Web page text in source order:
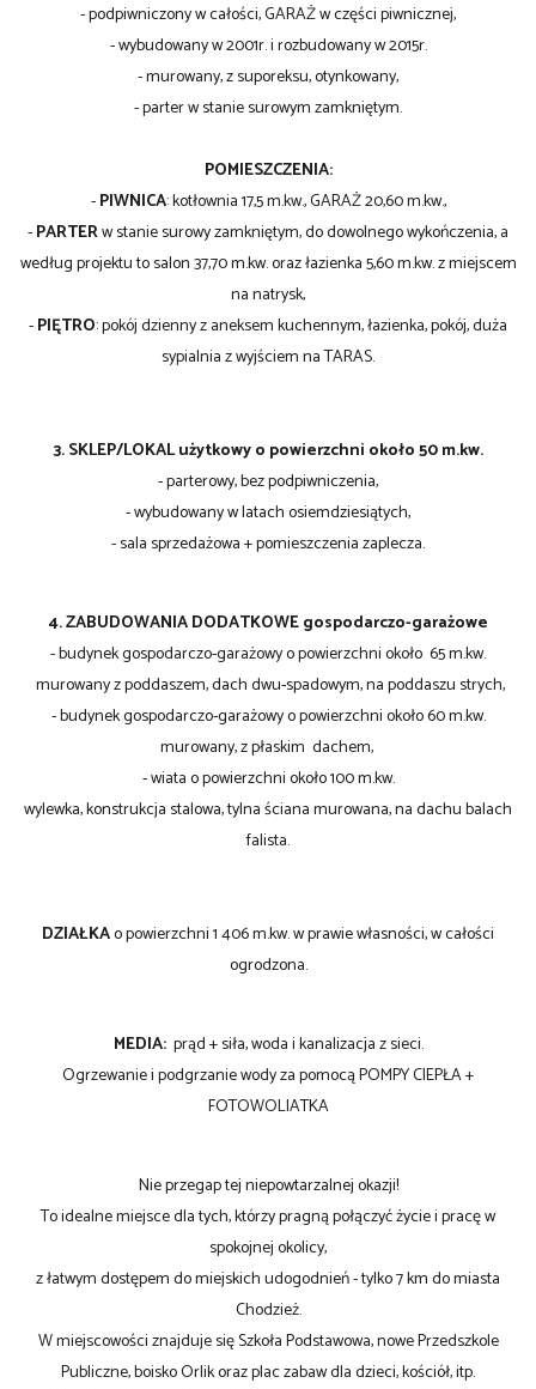
- podpiwniczony w całości, GARAŻ w części piwnicznej,
- wybudowany w 2001r. i rozbudowany w 2015r.
- murowany, z suporeksu, otynkowany,
- parter w stanie surowym zamkniętym.
POMIESZCZENIA:
-PIWNICA: kotłownia 17,5 m.kw., GARAŻ 20,60 m.kw.,
-PARTERw stanie surowy zamkniętym, do dowolnego wykończenia, a
według projektu to salon 37,70 m.kw. oraz łazienka 5,60 m.kw. z miejscem
na natrysk,
-PIĘTRO: pokój dzienny z aneksem kuchennym, łazienka, pokój, duża
sypialnia z wyjściem na TARAS.
3. SKLEP/LOKAL użytkowy o powierzchni około 50 m.kw.
- parterowy, bez podpiwniczenia,
- wybudowany w latach osiemdziesiątych,
- sala sprzedażowa + pomieszczenia zaplecza.
4. ZABUDOWANIA DODATKOWE gospodarczo-garażowe
- budynek gospodarczo-garażowy o powierzchni około 65 m.kw.
murowany z poddaszem, dach dwu-spadowym, na poddaszu strych,
- budynek gospodarczo-garażowy o powierzchni około 60 m.kw.
murowany, z płaskim dachem,
- wiata o powierzchni około 100 m.kw.
wylewka, konstrukcja stalowa, tylna ściana murowana, na dachu balach
falista.
DZIAŁKAo powierzchni 1 406 m.kw. w prawie własności, w całości
ogrodzona.
MEDIA:prąd + siła, woda i kanalizacja z sieci.
Ogrzewanie i podgrzanie wody za pomocą POMPY CIEPŁA +
FOTOWOLIATKA
Nie przegap tej niepowtarzalnej okazji!
To idealne miejsce dla tych, którzy pragną połączyć życie i pracę w
spokojnej okolicy,
z łatwym dostępem do miejskich udogodnień - tylko 7 km do miasta
Chodzież.
W miejscowości znajduje się Szkoła Podstawowa, nowe Przedszkole
Publiczne, boisko Orlik oraz plac zabaw dla dzieci, kościół, itp.